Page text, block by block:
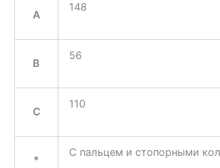
A
148
B
56
C
110
*
С пальцем и стопорными